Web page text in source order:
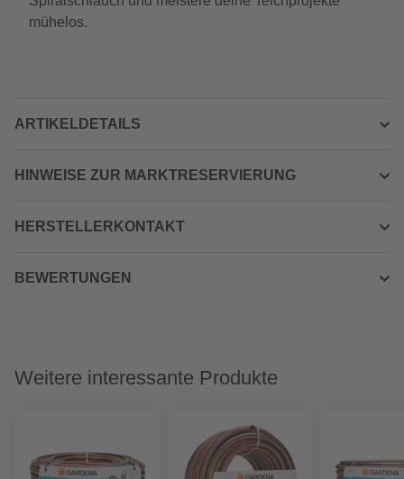
mühelos.
ARTIKELDETAILS
HINWEISE ZUR MARKTRESERVIERUNG
HERSTELLERKONTAKT
BEWERTUNGEN
Weitere interessante Produkte